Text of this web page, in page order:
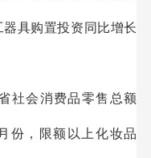
具购置投资同比增长
社会消费品零售总额
份，限额以上 化妆品